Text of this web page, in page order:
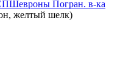
Шевроны Погран. в-ка
желтый шелк)